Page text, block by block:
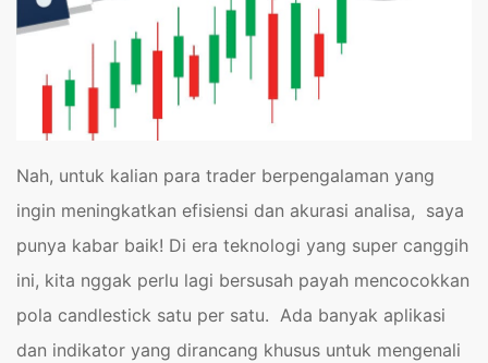
Nah, untuk kalian para trader berpengalaman yang
ingin meningkatkan efisiensi dan akurasi analisa, saya
punya kabar baik! Di era teknologi yang super canggih
ini, kita nggak perlu lagi bersusah payah mencocokkan
pola candlestick satu per satu. Ada banyak aplikasi
dan indikator yang dirancang khusus untuk mengenali